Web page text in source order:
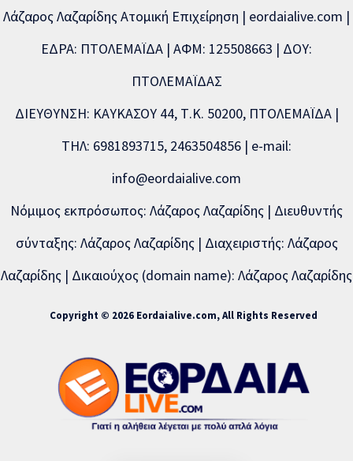
Λάζαρος Λαζαρίδης Ατομική Επιχείρηση | eordaialive.com |
ΕΔΡΑ: ΠΤΟΛΕΜΑΪΔΑ | ΑΦΜ: 125508663 | ΔΟΥ:
ΠΤΟΛΕΜΑΪΔΑΣ
ΔΙΕΥΘΥΝΣΗ: ΚΑΥΚΑΣΟΥ 44, Τ.Κ. 50200, ΠΤΟΛΕΜΑΪΔΑ |
ΤΗΛ: 6981893715, 2463504856 | e-mail:
info@eordaialive.com
Νόμιμος εκπρόσωπος: Λάζαρος Λαζαρίδης | Διευθυντής
σύνταξης: Λάζαρος Λαζαρίδης | Διαχειριστής: Λάζαρος
Λαζαρίδης | Δικαιούχος (domain name): Λάζαρος Λαζαρίδης
Copyright © 2026 Eordaialive.com, All Rights Reserved